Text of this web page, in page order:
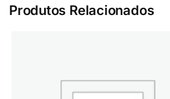
Produtos Relacionados